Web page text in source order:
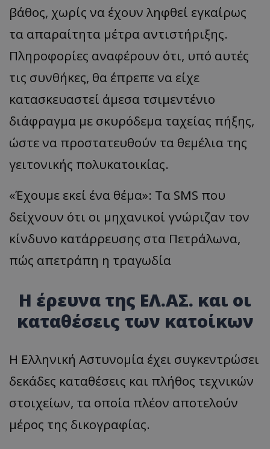
βάθος, χωρίς να έχουν ληφθεί εγκαίρως
τα απαραίτητα μέτρα αντιστήριξης.
Πληροφορίες αναφέρουν ότι, υπό αυτές
τις συνθήκες, θα έπρεπε να είχε
κατασκευαστεί άμεσα τσιμεντένιο
διάφραγμα με σκυρόδεμα ταχείας πήξης,
ώστε να προστατευθούν τα θεμέλια της
γειτονικής πολυκατοικίας.
«Έχουμε εκεί ένα θέμα»: Τα SMS που
δείχνουν ότι οι μηχανικοί γνώριζαν τον
κίνδυνο κατάρρευσης στα Πετράλωνα,
πώς απετράπη η τραγωδία
Η έρευνα της ΕΛ.ΑΣ. και οι
καταθέσεις των κατοίκων
Η Ελληνική Αστυνομία έχει συγκεντρώσει
δεκάδες καταθέσεις και πλήθος τεχνικών
στοιχείων, τα οποία πλέον αποτελούν
μέρος της δικογραφίας.